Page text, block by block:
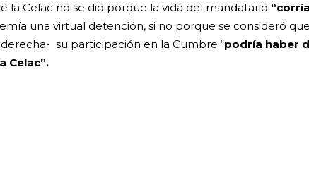
la Celac no se dio porque la vida del mandatario
una virtual detención, si no porque se consideró
su participación en la Cumbre “podría haber
Celac”.